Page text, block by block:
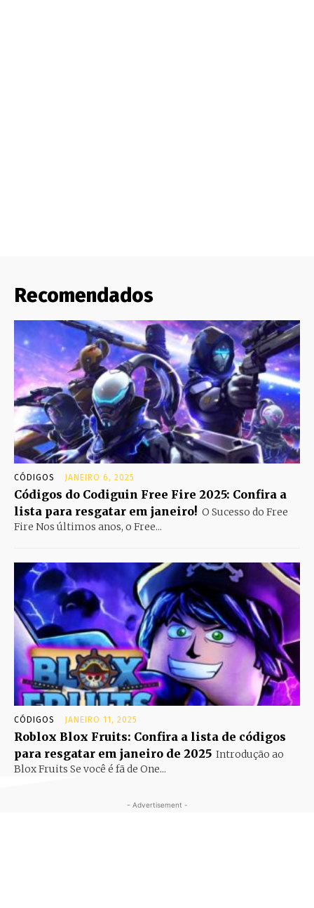
Recomendados
CÓDIGOS JANEIRO 6, 2025
Códigos do Codiguin Free Fire 2025: Confira a
lista para resgatar em janeiro! O Sucesso do Free
Fire Nos últimos anos, o Free...
CÓDIGOS JANEIRO 11, 2025
Roblox Blox Fruits: Confira a lista de códigos
para resgatar em janeiro de 2025 Introdução ao
Blox Fruits Se você é fã de One...
- Advertisement -